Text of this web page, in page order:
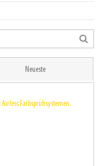
Farbsprühsystemen.
Neueste